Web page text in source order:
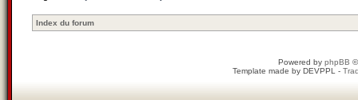
Index du forum
Powered by phpBB
Template made by DEVPPL -